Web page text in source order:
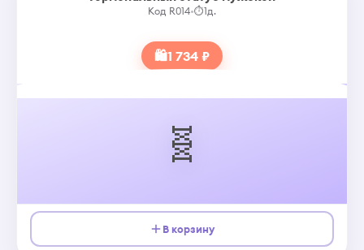
Код R014•⏱1д.
🛍1 734 ₽
🧬
В корзину